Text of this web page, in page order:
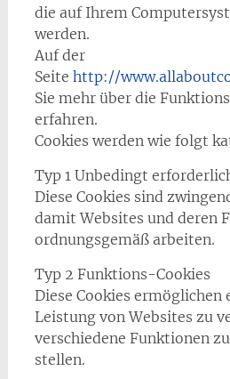
die auf Ihrem
werden.
Auf der
Seite http://
Sie mehr über die
erfahren.
Cookies werden wie folgt
Typ 1 Unbedingt
Diese Cookies sind
damit Websites und deren
ordnungsgemäß arbeiten.
Typ 2 Funktions-Cookies
Diese Cookies ermöglichen
Leistung von Websites zu
verschiedene Funktionen
stellen.